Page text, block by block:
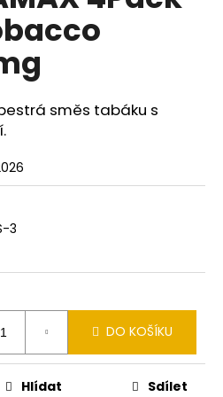
směs tabáku s
3
DO KOŠÍKU
Hlídat Sdílet